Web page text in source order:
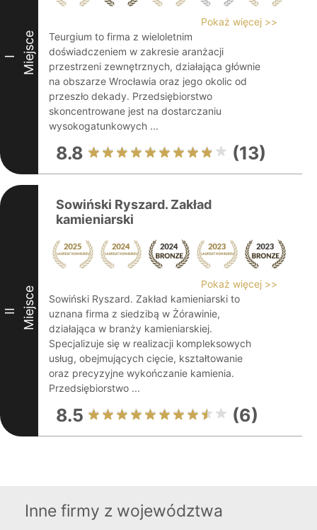
I Miejsce
Pokaż więcej >>
Teurgium to firma z wieloletnim
doświadczeniem w zakresie aranżacji
przestrzeni zewnętrznych, działająca głównie
na obszarze Wrocławia oraz jego okolic od
przeszło dekady. Przedsiębiorstwo
skoncentrowane jest na dostarczaniu
wysokogatunkowych ...
8.8 (13)
II Miejsce
Sowiński Ryszard. Zakład
kamieniarski
Pokaż więcej >>
Sowiński Ryszard. Zakład kamieniarski to
uznana firma z siedzibą w Żórawinie,
działająca w branży kamieniarskiej.
Specjalizuje się w realizacji kompleksowych
usług, obejmujących cięcie, kształtowanie
oraz precyzyjne wykończanie kamienia.
Przedsiębiorstwo ...
8.5 (6)
Inne firmy z województwa